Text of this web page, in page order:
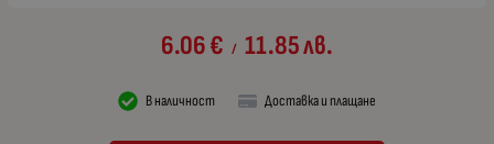
6.06€ / 11.85лв.
В наличност Доставка и плащане